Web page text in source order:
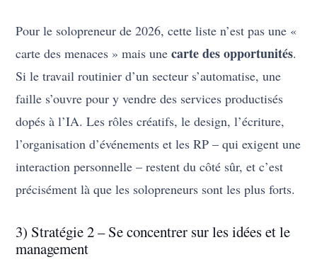
Pour le solopreneur de 2026, cette liste n’est pas une «
carte des menaces » mais unecarte des opportunités.
Si le travail routinier d’un secteur s’automatise, une
faille s’ouvre pour y vendre des services productisés
dopés à l’IA. Les rôles créatifs, le design, l’écriture,
l’organisation d’événements et les RP – qui exigent une
interaction personnelle – restent du côté sûr, et c’est
précisément là que les solopreneurs sont les plus forts.
3) Stratégie 2 – Se concentrer sur les idées et le
management